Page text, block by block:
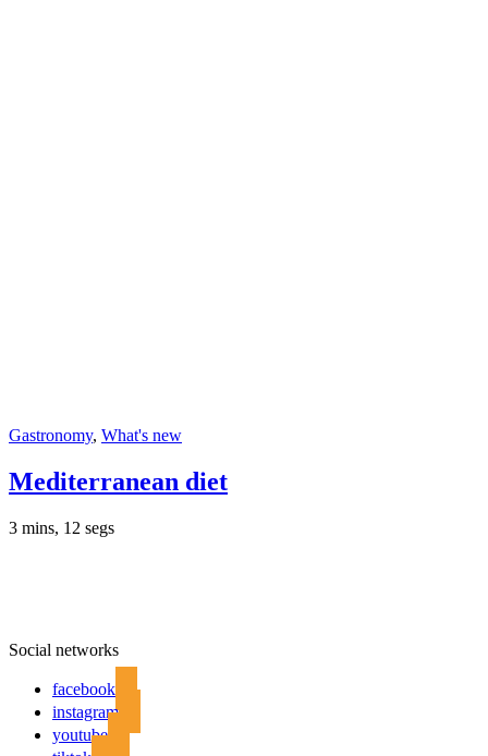
Gastronomy, What's new
Mediterranean diet
3 mins, 12 segs
Social networks
facebook
instagram
youtube